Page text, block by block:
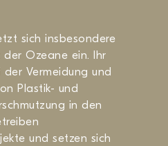
sich insbesondere
der Ozeane ein. Ihr
Vermeidung und
Plastik- und
in den
und setzen sich